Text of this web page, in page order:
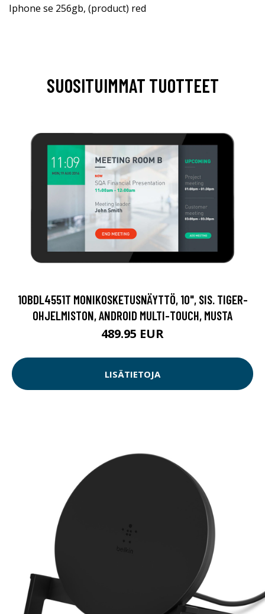
Iphone se 256gb, (product) red
SUOSITUIMMAT TUOTTEET
10BDL4551T MONIKOSKETUSNÄYTTÖ, 10", SIS. TIGER-
OHJELMISTON, ANDROID MULTI-TOUCH, MUSTA
489.95 EUR
LISÄTIETOJA